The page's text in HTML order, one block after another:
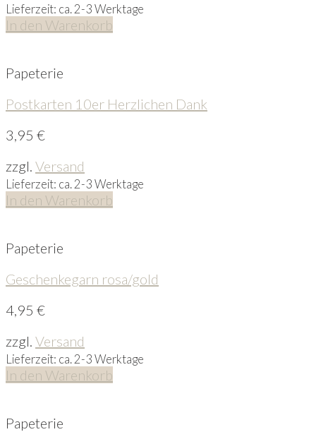
Lieferzeit: ca. 2-3 Werktage
In den Warenkorb
Papeterie
Postkarten 10er Herzlichen Dank
3,95 €
zzgl. Versand
Lieferzeit: ca. 2-3 Werktage
In den Warenkorb
Papeterie
Geschenkegarn rosa/gold
4,95 €
zzgl. Versand
Lieferzeit: ca. 2-3 Werktage
In den Warenkorb
Papeterie